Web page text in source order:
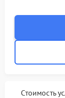
Стоимость